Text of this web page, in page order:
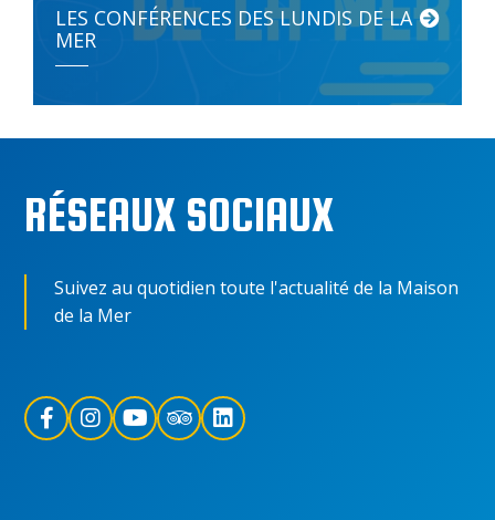
LES CONFÉRENCES DES LUNDIS DE LA
MER
RÉSEAUX SOCIAUX
Suivez au quotidien toute l'actualité de la Maison
de la Mer